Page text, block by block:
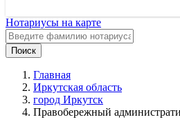
Нотариусы на карте
Поиск
Главная
Иркутская область
город Иркутск
Правобережный